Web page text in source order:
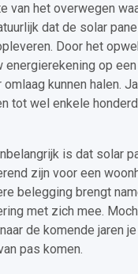
van het overwegen
dat de solar
Door het
energierekening op
kunnen halen.
tot wel enkele
is dat solar
zijn voor een
belegging brengt
met zich mee.
de komende jaren
pas komen.